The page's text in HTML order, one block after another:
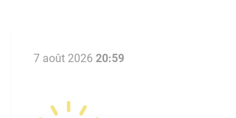
7 août 2026 20:59